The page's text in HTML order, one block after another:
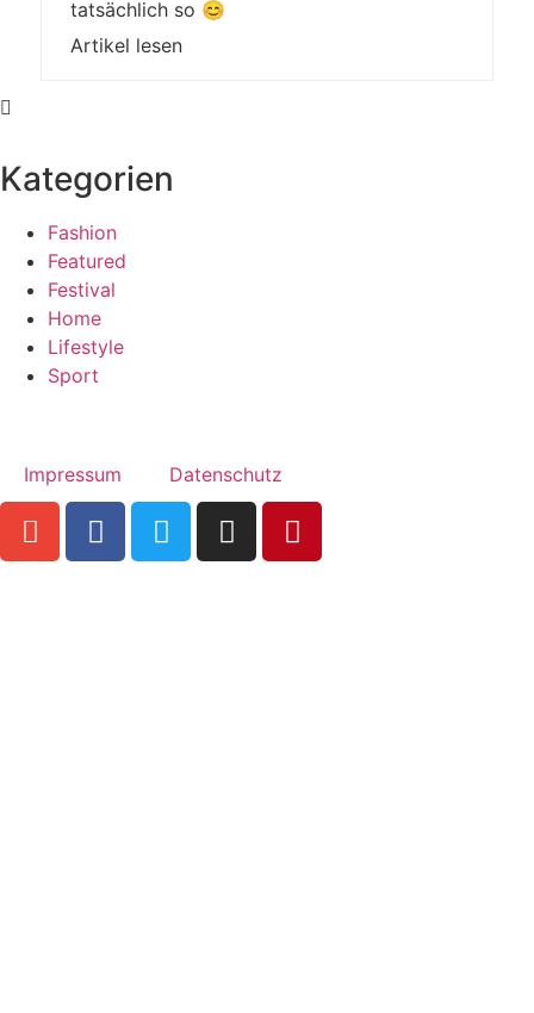
tatsächlich so 😊
Artikel lesen
Kategorien
Fashion
Featured
Festival
Home
Lifestyle
Sport
Impressum Datenschutz